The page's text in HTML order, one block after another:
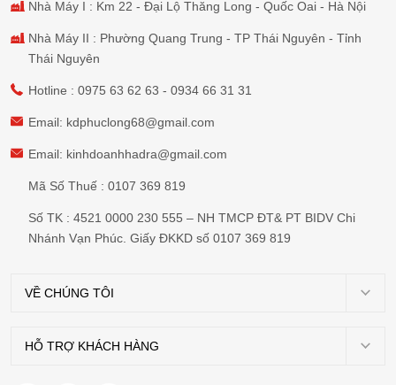
Nhà Máy I : Km 22 - Đại Lộ Thăng Long - Quốc Oai - Hà Nội
Nhà Máy II : Phường Quang Trung - TP Thái Nguyên - Tỉnh
Thái Nguyên
Hotline : 0975 63 62 63 - 0934 66 31 31
Email: kdphuclong68@gmail.com
Email: kinhdoanhhadra@gmail.com
Mã Số Thuế : 0107 369 819
Số TK : 4521 0000 230 555 – NH TMCP ĐT& PT BIDV Chi
Nhánh Vạn Phúc. Giấy ĐKKD số 0107 369 819
VỀ CHÚNG TÔI
thiệu
HỖ TRỢ KHÁCH HÀNG